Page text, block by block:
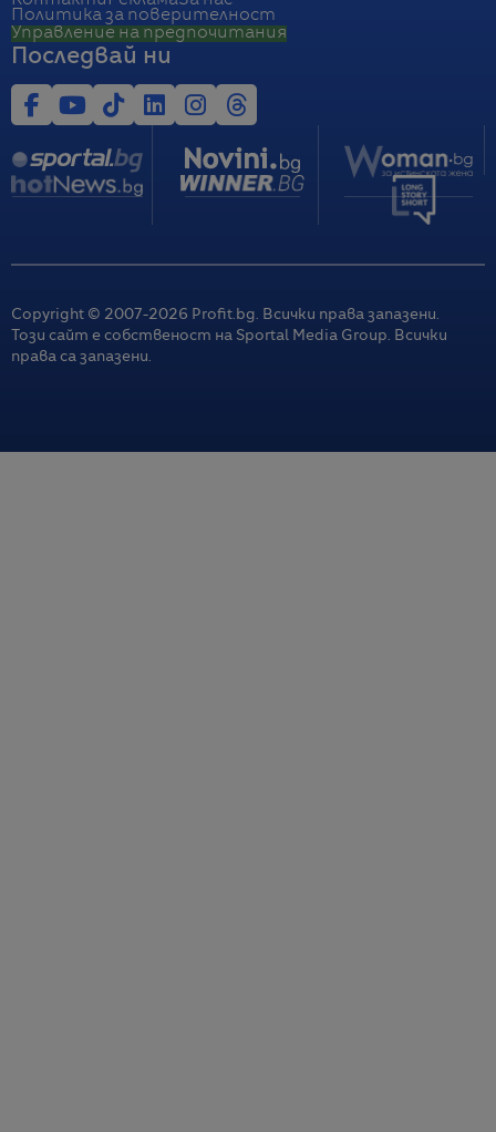
Политика за поверителност
Управление на предпочитания
Последвай ни
Copyright © 2007-2026 Profit.bg. Всички права запазени.
Този сайт е собственост на Sportal Media Group. Всички
права са запазени.